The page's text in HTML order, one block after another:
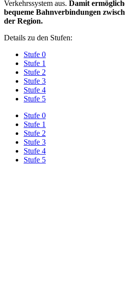
Verkehrssystem aus. Damit
bequeme Bahnverbindungen
der Region.
Details zu den Stufen:
Stufe 0
Stufe 1
Stufe 2
Stufe 3
Stufe 4
Stufe 5
Stufe 0
Stufe 1
Stufe 2
Stufe 3
Stufe 4
Stufe 5